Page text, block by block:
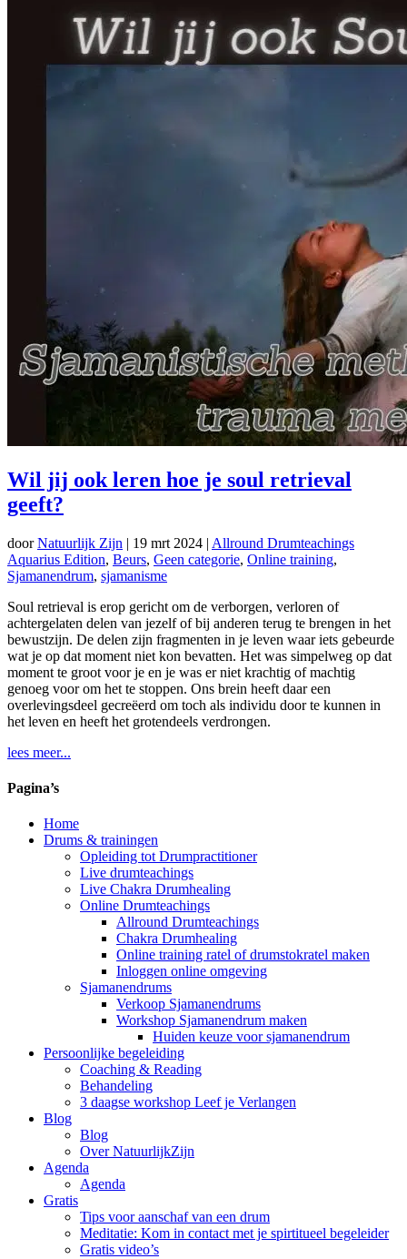
Wil jij ook leren hoe je soul retrieval
geeft?
doorNatuurlijk Zijn | 19 mrt 2024 | Allround Drumteachings
Aquarius Edition, Beurs, Geen categorie, Online training,
Sjamanendrum, sjamanisme
Soul retrieval is erop gericht om de verborgen, verloren of
achtergelaten delen van jezelf of bij anderen terug te brengen in het
bewustzijn. De delen zijn fragmenten in je leven waar iets gebeurde
wat je op dat moment niet kon bevatten. Het was simpelweg op dat
moment te groot voor je en je was er niet krachtig of machtig
genoeg voor om het te stoppen. Ons brein heeft daar een
overlevingsdeel gecreëerd om toch als individu door te kunnen in
het leven en heeft het grotendeels verdrongen.
lees meer...
Pagina’s
Home
Drums & trainingen
Opleiding tot Drumpractitioner
Live drumteachings
Live Chakra Drumhealing
Online Drumteachings
Allround Drumteachings
Chakra Drumhealing
Online training ratel of drumstokratel maken
Inloggen online omgeving
Sjamanendrums
Verkoop Sjamanendrums
Workshop Sjamanendrum maken
Huiden keuze voor sjamanendrum
Persoonlijke begeleiding
Coaching & Reading
Behandeling
3 daagse workshop Leef je Verlangen
Blog
Blog
Over NatuurlijkZijn
Agenda
Agenda
Gratis
Tips voor aanschaf van een drum
Meditatie: Kom in contact met je spirtitueel begeleider
Gratis video’s